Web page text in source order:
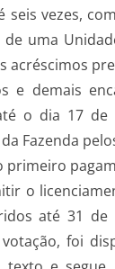
seis vezes,
de uma
acréscimos
e demais
o dia 17
Fazenda
primeiro
o
até 31
foi